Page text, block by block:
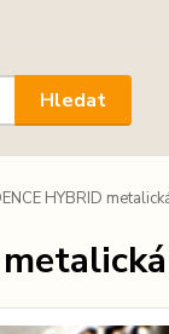
Hledat
HYBRID